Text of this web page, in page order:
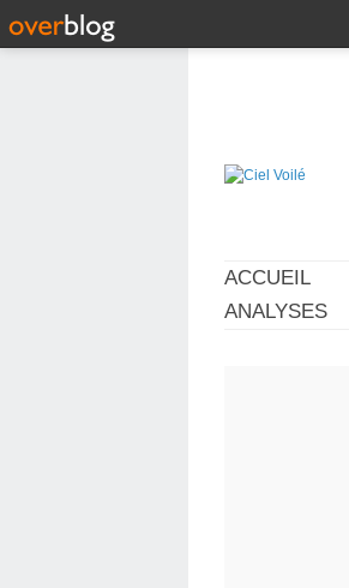
ACCUEIL
ANALYSES